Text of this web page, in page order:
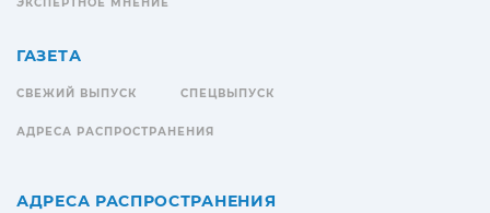
ЭКСПЕРТНОЕ МНЕНИЕ
ГАЗЕТА
СВЕЖИЙ ВЫПУСК СПЕЦВЫПУСК
АДРЕСА РАСПРОСТРАНЕНИЯ
АДРЕСА РАСПРОСТРАНЕНИЯ